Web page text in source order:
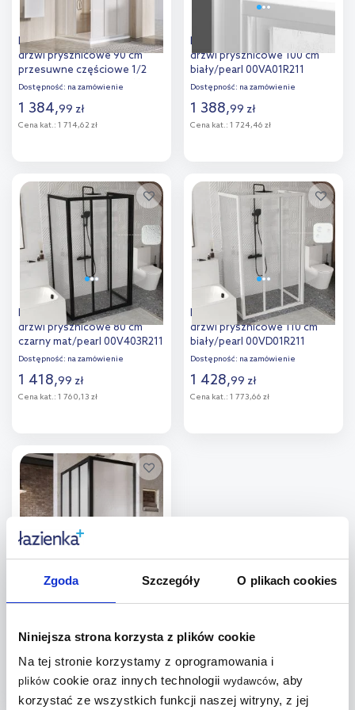
Zgoda Szczegóły O plikach cookies
Niniejsza strona korzysta z plików cookie
Na tej stronie korzystamy z oprogramowania i
plikówcookie oraz innych technologii wydawców, aby
korzystać ze wszystkich funkcji naszej witryny, z jej
Ravak Supernova ASRV3-90
drzwi prysznicowe 90 cm
przesuwne częściowe 1/2
satyna/pearl 15V70UR211
Dostępność: na zamówienie
1 384,99 zł
Cena kat.: 1 714,62 zł
Dodaj do
porównania
Ravak Supernova ASDP3-100
drzwi prysznicowe 100 cm
biały/pearl 00VA01R211
Dostępność: na zamówienie
1 388,99 zł
Cena kat.: 1 724,46 zł
Dodaj do
porównania
Ravak Supernova ASDP3-80
drzwi prysznicowe 80 cm
czarny mat/pearl 00V403R211
Dostępność: na zamówienie
1 418,99 zł
Cena kat.: 1 760,13 zł
Dodaj do
porównania
Ravak Supernova ASDP3-110
drzwi prysznicowe 110 cm
biały/pearl 00VD01R211
Dostępność: na zamówienie
1 428,99 zł
Cena kat.: 1 773,66 zł
Ravak Supernova ASDP3-90
drzwi prysznicowe 90 cm
Dostępność: na zamówienie
Cena kat.:1 798,26 zł